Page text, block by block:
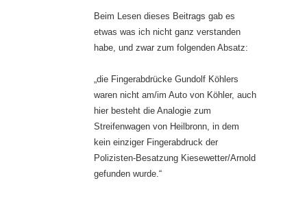
Beim Lesen dieses Beitrags gab es
etwas was ich nicht ganz verstanden
habe, und zwar zum folgenden Absatz:
„die Fingerabdrücke Gundolf Köhlers
waren nicht am/im Auto von Köhler, auch
hier besteht die Analogie zum
Streifenwagen von Heilbronn, in dem
kein einziger Fingerabdruck der
Polizisten-Besatzung Kiesewetter/Arnold
gefunden wurde.“